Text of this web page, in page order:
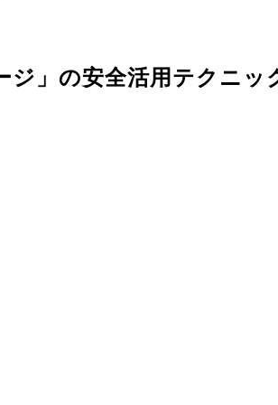
」の安全活用テクニッ